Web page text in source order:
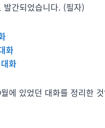
발간되었습니다. (필자)
화
화
에 있었던 대화를 정리한